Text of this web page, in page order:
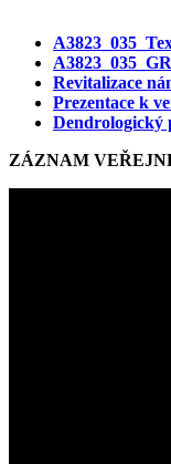
Revitalizace
Prezentace k
Dendrologický
ZÁZNAM